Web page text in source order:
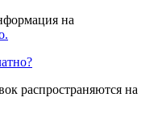
на
распространяются на